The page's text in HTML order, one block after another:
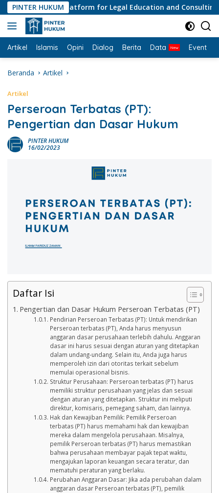
Langsung
ke
konten
PINTER HUKUM
#1 Platform for Legal Education and Consulting •
Artikel Islamis Opini Dialog Berita Data Event
Beranda Artikel
Artikel
Perseroan Terbatas (PT):
Pengertian dan Dasar Hukum
PINTER HUKUM
16/02/2023
Daftar Isi
Pengertian dan Dasar Hukum Perseroan Terbatas (PT)
Pendirian Perseroan Terbatas (PT): Untuk mendirikan
Perseroan terbatas (PT), Anda harus menyusun
anggaran dasar perusahaan terlebih dahulu. Anggaran
dasar ini harus sesuai dengan aturan yang ditetapkan
dalam undang-undang. Selain itu, Anda juga harus
memperoleh izin dari otoritas terkait sebelum
memulai operasional bisnis.
Struktur Perusahaan: Perseroan terbatas (PT) harus
memiliki struktur perusahaan yang jelas dan sesuai
dengan aturan yang ditetapkan. Struktur ini meliputi
direktur, komisaris, pemegang saham, dan lainnya.
Hak dan Kewajiban Pemilik: Pemilik Perseroan
terbatas (PT) harus memahami hak dan kewajiban
mereka dalam mengelola perusahaan. Misalnya,
pemilik Perseroan terbatas (PT) harus memastikan
bahwa perusahaan membayar pajak tepat waktu,
mengajukan laporan keuangan secara teratur, dan
mematuhi peraturan yang berlaku.
Perubahan Anggaran Dasar: Jika ada perubahan dalam
anggaran dasar Perseroan terbatas (PT), pemilik